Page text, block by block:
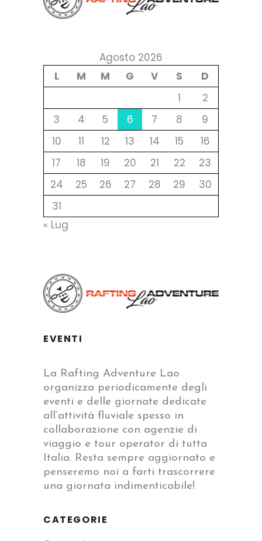
Agosto 2026
L
M M G V S
D
1
2
3
4 5 6 7 8
9
10
11 12 13 14 15
16
17
18 19 20 21 22
23
24
25 26 27 28 29
30
31
« Lug
EVENTI
La Rafting Adventure Lao
organizza periodicamente degli
eventi e delle giornate dedicate
all’attività fluviale spesso in
collaborazione con agenzie di
viaggio e tour operator di tutta
Italia. Resta sempre aggiornato e
penseremo noi a farti trascorrere
una giornata indimenticabile!
CATEGORIE